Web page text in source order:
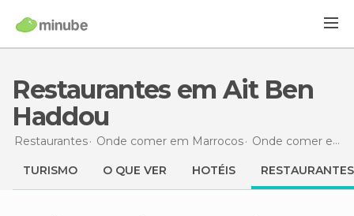
Restaurantes em Ait Ben
Haddou
Restaurantes Onde comer em Marrocos Onde comer em Souss Massa-Draâ
TURISMO O QUE VER HOTÉIS RESTAURANTES